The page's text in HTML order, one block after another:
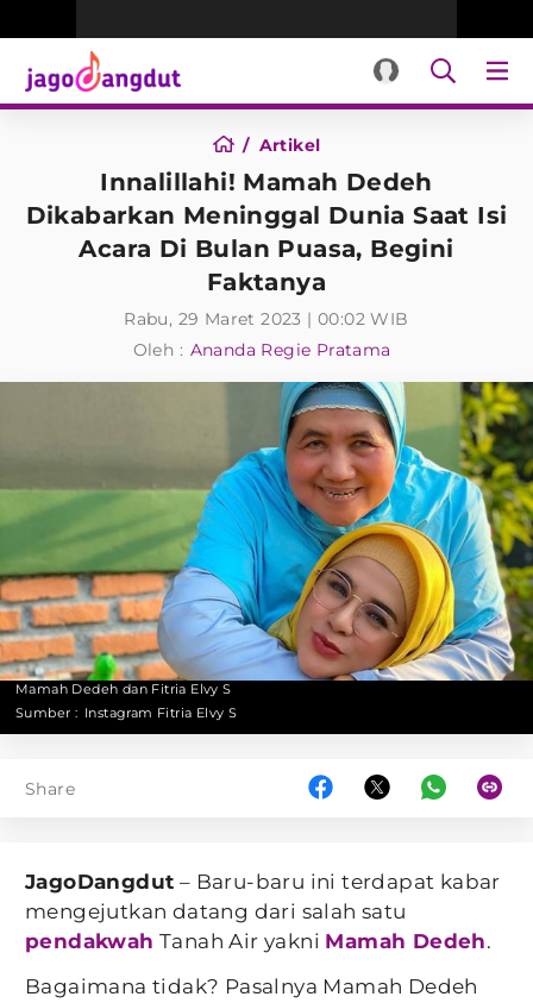
Artikel
Innalillahi! Mamah Dedeh
Dikabarkan Meninggal Dunia Saat Isi
Acara Di Bulan Puasa, Begini
Faktanya
Rabu, 29 Maret 2023 | 00:02 WIB
Oleh : Ananda Regie Pratama
Mamah Dedeh dan Fitria Elvy S
Sumber : Instagram Fitria Elvy S
Share
JagoDangdut – Baru-baru ini terdapat kabar
mengejutkan datang dari salah satu
pendakwah Tanah Air yakni Mamah Dedeh.
Bagaimana tidak? Pasalnya Mamah Dedeh